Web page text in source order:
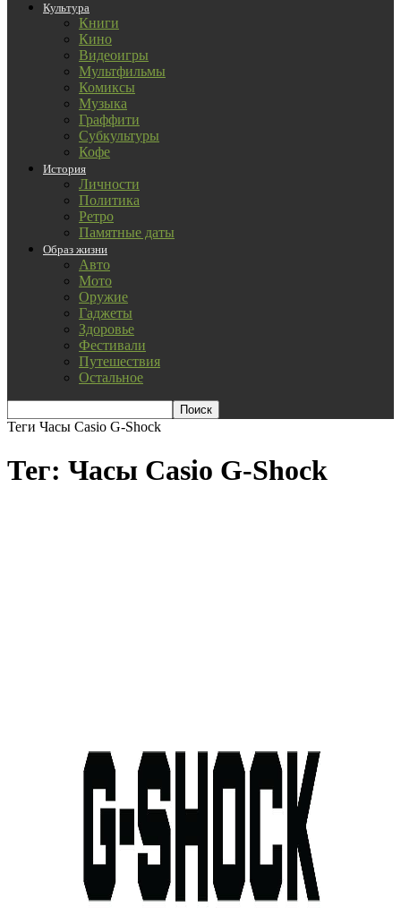
Культура
Книги
Кино
Видеоигры
Мультфильмы
Комиксы
Музыка
Граффити
Субкультуры
Кофе
История
Личности
Политика
Ретро
Памятные даты
Образ жизни
Авто
Мото
Оружие
Гаджеты
Здоровье
Фестивали
Путешествия
Остальное
Теги Часы Casio G-Shock
Тег: Часы Casio G-Shock